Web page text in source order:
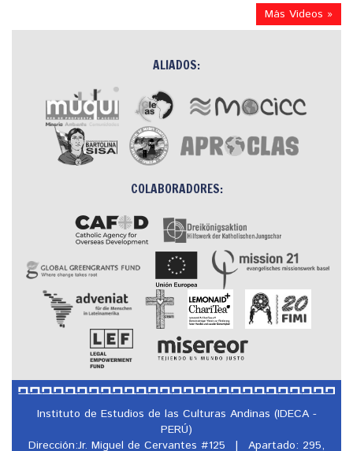
Más Videos »
ALIADOS:
COLABORADORES:
Instituto de Estudios de las Culturas Andinas (IDECA -
PERÚ)
Dirección:Jr. Miguel de Cervantes #125
| Apartado: 295,